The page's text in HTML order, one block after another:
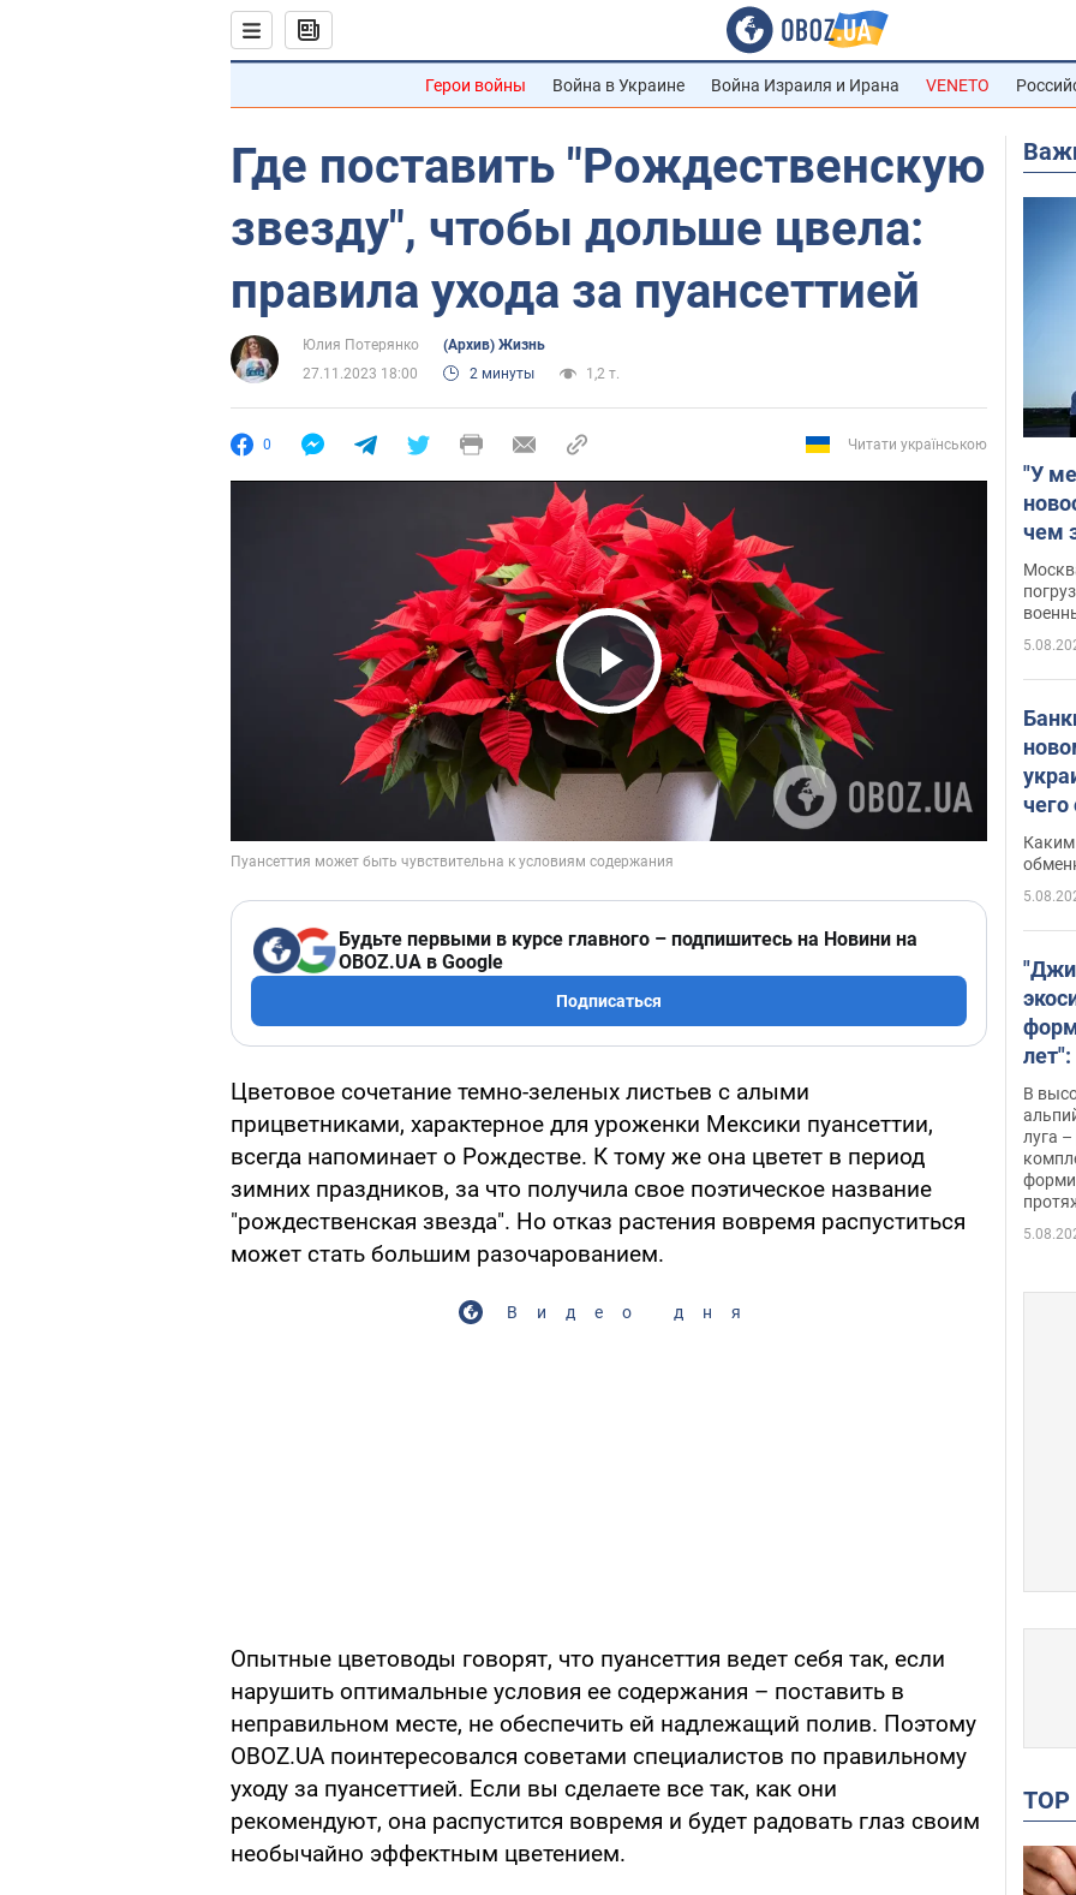
Герои войны Война в Украине Война Израиля и Ирана VENETO
Где поставить "Рождественскую
звезду", чтобы дольше цвела:
правила ухода за пуансеттией
Юлия Потерянко
(Архив) Жизнь
27.11.2023 18:00
2 минуты 1,2 т.
0 Читати українською
Play Video
Будьте первыми в курсе главного – подпишитесь на Новини на
OBOZ.UA в Google
Подписаться
Цветовое сочетание темно-зеленых листьев с алыми
прицветниками, характерное для уроженки Мексики пуансеттии,
всегда напоминает о Рождестве. К тому же она цветет в период
зимних праздников, за что получила свое поэтическое название
"рождественская звезда". Но отказ растения вовремя распуститься
может стать большим разочарованием.
Видео дня
Опытные цветоводы говорят, что пуансеттия ведет себя так, если
нарушить оптимальные условия ее содержания – поставить в
неправильном месте, не обеспечить ей надлежащий полив. Поэтому
OBOZ.UA поинтересовался советами специалистов по правильному
уходу за пуансеттией. Если вы сделаете все так, как они
рекомендуют, она распустится вовремя и будет радовать глаз своим
необычайно эффектным цветением.
"У
чем
Каким
В
луга